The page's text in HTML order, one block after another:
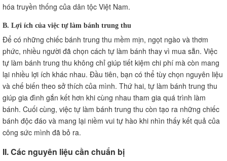
B. Có thể sử dụng nhân bánh trung thu khác nhau
C. Làm thế nào để bánh trung thu có hương vị đặc biệt?
D. Có thể bảo quản bánh trung thu trong bao lâu?
IX. Kết luận
hóa truyền thống của dân tộc Việt Nam.
B. Lợi ích của việc tự làm bánh trung thu
Để có những chiếc bánh trung thu mềm mịn, ngọt ngào và thơm
phức, nhiều người đã chọn cách tự làm bánh thay vì mua sẵn. Việc
tự làm bánh trung thu không chỉ giúp tiết kiệm chi phí mà còn mang
lại nhiều lợi ích khác nhau. Đầu tiên, bạn có thể tùy chọn nguyên liệu
và chế biến theo sở thích của mình. Thứ hai, tự làm bánh trung thu
giúp gia đình gắn kết hơn khi cùng nhau tham gia quá trình làm
bánh. Cuối cùng, việc tự làm bánh trung thu còn tạo ra những chiếc
bánh độc đáo và mang lại niềm vui tự hào khi nhìn thấy kết quả của
công sức mình đã bỏ ra.
II. Các nguyên liệu cần chuẩn bị